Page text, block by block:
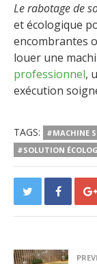
Le rabotage de
et écologique
encombrantes
louer une
professionnel,
exécution
TAGS: #MACHINE
#SOLUTION